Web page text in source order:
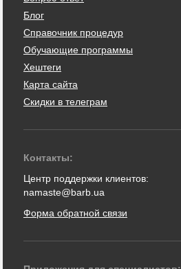
Блог
Справочник процедур
Обучающие программы
Хештеги
Карта сайта
Скидки в телеграм
Контакты:
Центр поддержки клиентов:
namaste@barb.ua
Форма обратной связи